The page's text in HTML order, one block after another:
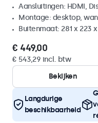
Aansluitingen: HDMI,
Montage: desktop,
Buitenmaat: 281 x 223
€ 449,00
€ 543,29 incl. btw
Bekijken
Langdurige
beschikbaarheid